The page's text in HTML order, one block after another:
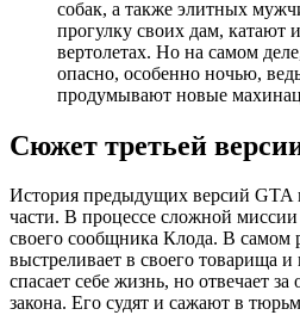
собак, а также элитных
прогулку своих дам, катают
вертолетах. Но на самом
опасно, особенно ночью,
продумывают новые
Сюжет третьей
История предыдущих версий GTA
части. В процессе сложной
своего сообщника Клода. В самом
выстреливает в своего товарища и
спасает себе жизнь, но отвечает
закона. Его судят и сажают в